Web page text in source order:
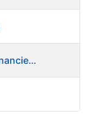
OE 02/24 - Técnico Económico Financiero